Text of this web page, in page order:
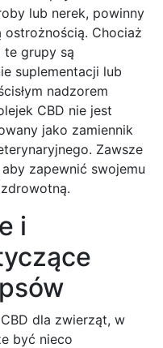
lub nerek, powinny
Chociaż
te grupy są
suplementacji lub
nadzorem
CBD nie jest
jako zamiennik
Zawsze
zapewnić swojemu
i
dla zwierząt, w
być nieco